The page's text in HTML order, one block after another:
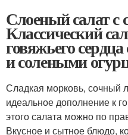
Слоеный салат с
Классический
говяжьего
и солеными
Сладкая морковь, сочный
идеальное дополнение к
этого салата можно по
Вкусное и сытное блюдо,